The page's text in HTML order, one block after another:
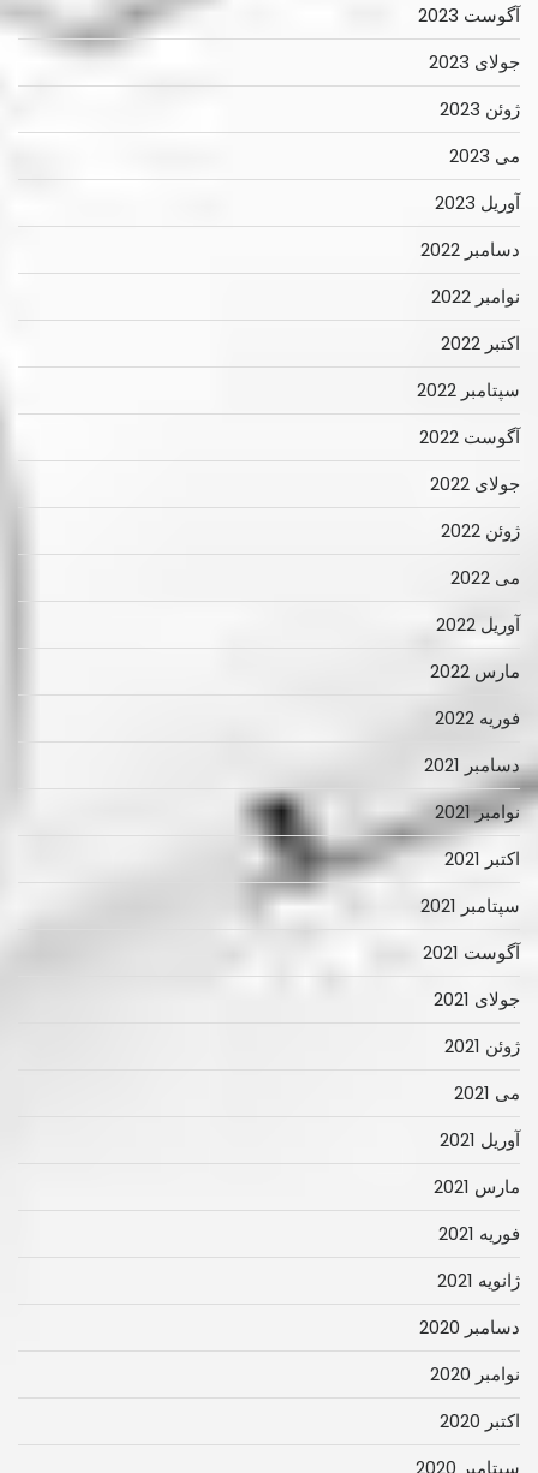
آگوست 2023
جولای 2023
ژوئن 2023
می 2023
آوریل 2023
دسامبر 2022
نوامبر 2022
اکتبر 2022
سپتامبر 2022
آگوست 2022
جولای 2022
ژوئن 2022
می 2022
آوریل 2022
مارس 2022
فوریه 2022
دسامبر 2021
نوامبر 2021
اکتبر 2021
سپتامبر 2021
آگوست 2021
جولای 2021
ژوئن 2021
می 2021
آوریل 2021
مارس 2021
فوریه 2021
ژانویه 2021
دسامبر 2020
نوامبر 2020
اکتبر 2020
سپتامبر 2020